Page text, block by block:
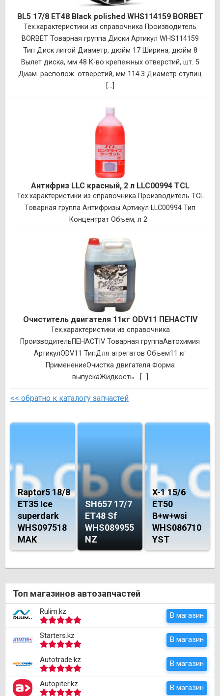
BL5 17/8 ET48 Black polished WHS114159 BORBET
Тех.характеристики из справочника Производитель
BORBET Товарная группа Диски Артикул WHS114159
Тип Диск литой Диаметр, дюйм 17 Ширина, дюйм 8
Вылет диска, мм 48 К-во крепежных отверстий, шт. 5
Диам. располож. отверстий, мм 114.3 Диаметр ступиц
[...]
Антифриз LLC красный, 2 л LLC00994 TCL
Тех.характеристики из справочника Производитель TCL
Товарная группа Антифризы Артикул LLC00994 Тип
Концентрат Объем, л 2
Очиститель двигателя 11кг ODV11 ПЕНACTIV
Тех.характеристики из справочника
ПроизводительПЕНACTIV Товарная группаАвтохимия
АртикулODV11 ТипДля агрегатов Объем11 кг
ПрименениеОчистка двигателя Форма
выпускаЖидкость [...]
<< обратно к каталогу запчастей
Raptor5 18/8
ET35 Ice
superdark
WHS097518
MAK
SH657 17/7
ET48 Sf
WHS089955
NZ
X-1 15/6
ET50
B+w+wsi
WHS086710
YST
Топ магазинов автозапчастей
Rulim.kz В магазин
Starters.kz В магазин
Autotrade.kz В магазин
Autopiter.kz В магазин